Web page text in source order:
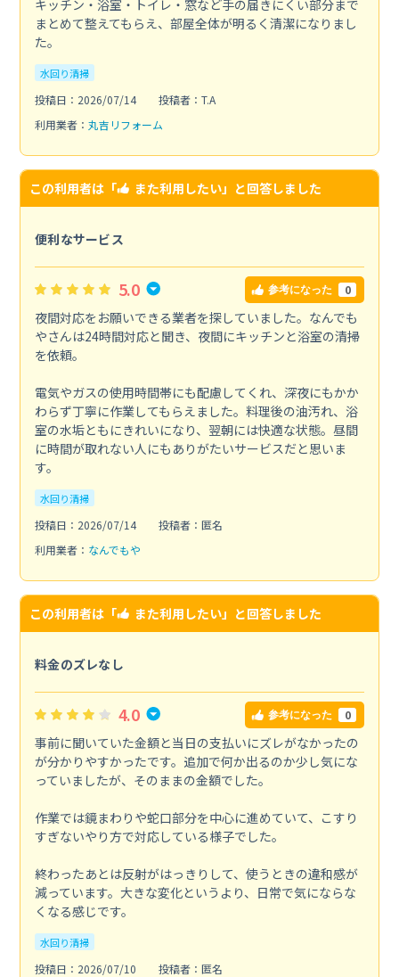
キッチン・浴室・トイレ・窓など手の届きにくい部分まで
まとめて整えてもらえ、部屋全体が明るく清潔になりまし
た。
水回り清掃
投稿日：2026/07/14
投稿者：T.A
利用業者： 丸吉リフォーム
この利用者は「 また利用したい」と回答しました
便利なサービス
5.0 参考になった 0
夜間対応をお願いできる業者を探していました。なんでも
やさんは24時間対応と聞き、夜間にキッチンと浴室の清掃
を依頼。
電気やガスの使用時間帯にも配慮してくれ、深夜にもかか
わらず丁寧に作業してもらえました。料理後の油汚れ、浴
室の水垢ともにきれいになり、翌朝には快適な状態。昼間
に時間が取れない人にもありがたいサービスだと思いま
す。
水回り清掃
投稿日：2026/07/14
投稿者：匿名
利用業者： なんでもや
この利用者は「 また利用したい」と回答しました
料金のズレなし
4.0 参考になった 0
事前に聞いていた金額と当日の支払いにズレがなかったの
が分かりやすかったです。追加で何か出るのか少し気にな
っていましたが、そのままの金額でした。
作業では鏡まわりや蛇口部分を中心に進めていて、こすり
すぎないやり方で対応している様子でした。
終わったあとは反射がはっきりして、使うときの違和感が
減っています。大きな変化というより、日常で気にならな
くなる感じです。
水回り清掃
投稿日：2026/07/10
投稿者：匿名